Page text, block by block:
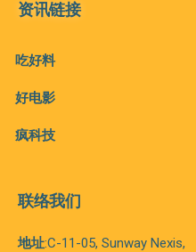
资讯链接
吃好料
好电影
疯科技
联络我们
地址:C-11-05, Sunway Nexis,